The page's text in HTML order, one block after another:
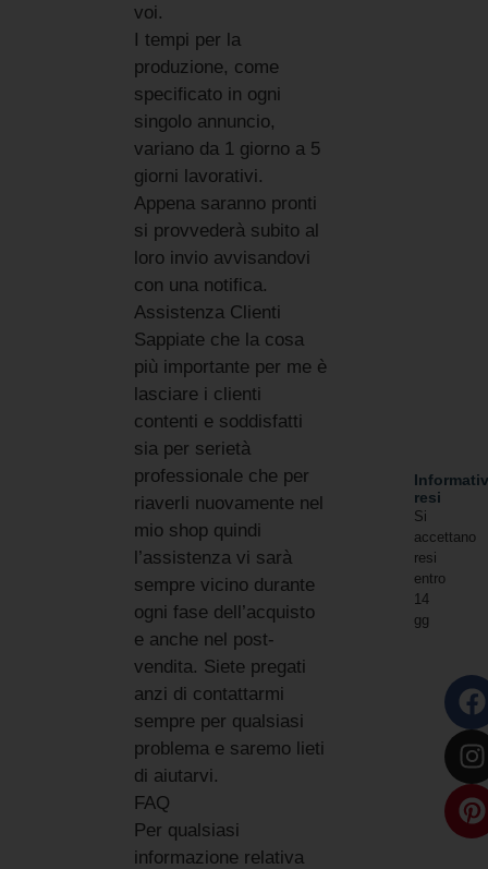
voi.
I tempi per la
produzione, come
specificato in ogni
singolo annuncio,
variano da 1 giorno a 5
giorni lavorativi.
Appena saranno pronti
si provvederà subito al
loro invio avvisandovi
con una notifica.
Assistenza Clienti
Sappiate che la cosa
più importante per me è
lasciare i clienti
contenti e soddisfatti
sia per serietà
professionale che per
riaverli nuovamente nel
mio shop quindi
l’assistenza vi sarà
sempre vicino durante
ogni fase dell’acquisto
e anche nel post-
vendita. Siete pregati
anzi di contattarmi
sempre per qualsiasi
problema e saremo lieti
di aiutarvi.
FAQ
Per qualsiasi
informazione relativa
resi
Si
accettano
resi
entro
14
gg